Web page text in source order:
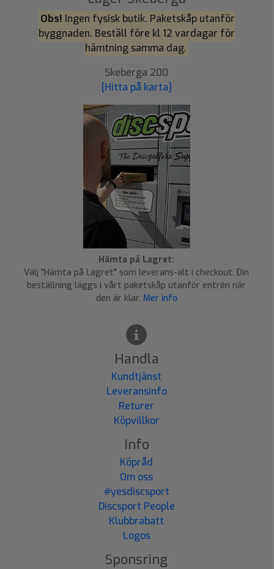
Obs! Ingen fysisk butik. Paketskåp utanför
byggnaden. Beställ före kl 12 vardagar för
hämtning samma dag.
Skeberga 200
[Hitta på karta]
Hämta på Lagret:
Välj "Hämta på Lagret" som leverans-alt i checkout. Din
beställning läggs i vårt paketskåp utanför entrén när
den är klar. Mer info
Handla
Kundtjänst
Leveransinfo
Returer
Köpvillkor
Info
Köpråd
Om oss
#yesdiscsport
Discsport People
Klubbrabatt
Logos
Sponsring